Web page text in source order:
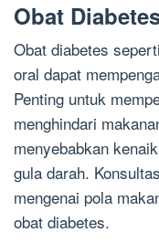
Obat
Obat diabetes
oral dapat
Penting untuk
menghindari
menyebabkan
gula darah.
mengenai pola
obat diabetes.